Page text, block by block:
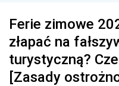
Ferie zimowe
złapać na
turystyczną?
[Zasady